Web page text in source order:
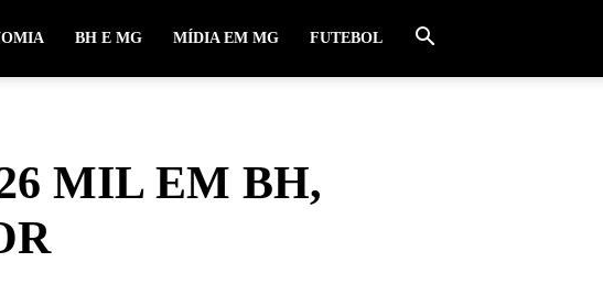
BH E MG MÍDIA EM MG FUTEBOL
MIL EM BH,